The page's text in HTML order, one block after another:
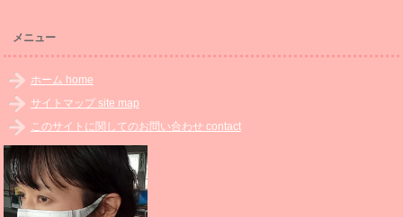
メニュー
ホーム home
サイトマップ site map
このサイトに関してのお問い合わせ contact